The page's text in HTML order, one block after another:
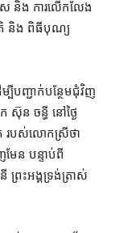
ស និង ការ​លើកលែង​
តិ និង ពិធីបុណ្យ​
បញ្ជាក់​បន្ថែម​ជុំវិញ​
ស៊ុន ចន្ធី នៅ​ថ្ងៃ​
របស់​លោក​ស្រី​ថា
ែន បន្ទាប់ពី
ព្រះអង្គ​ទ្រង់​ត្រាស់​